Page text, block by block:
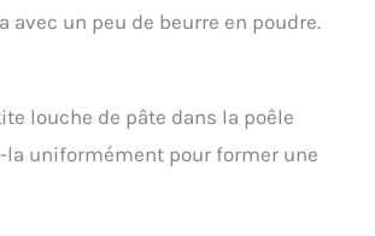
avec un peu de beurre en poudre.
louche de pâte dans la poêle
la uniformément pour former une